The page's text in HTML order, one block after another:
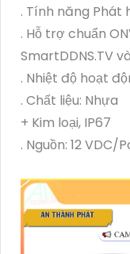
. Tính năng Phát
. Hỗ trợ chuẩn
SmartDDNS.TV
. Nhiệt độ hoạt
. Chất liệu: Nhựa
+ Kim loại, IP67
. Nguồn: 12 VDC/